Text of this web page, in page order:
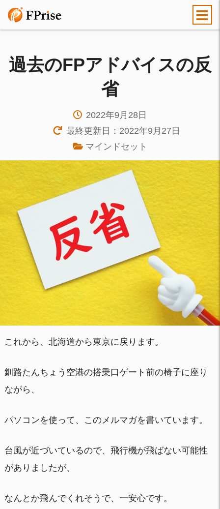
過去のFPアドバイスの反
省
2022年9月28日
最終更新日：2022年9月27日
マインドセット
これから、北海道から東京に戻ります。
釧路たんちょう空港の搭乗口ゲート前の椅子に座り
ながら、
パソコンを使って、このメルマガを書いています。
台風が近づいているので、飛行機が飛ばない可能性
がありましたが、
なんとか飛んでくれそうで、一安心です。